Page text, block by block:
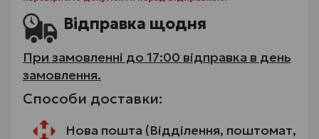
Відправка щодня
При замовленні до 17:00 відправка в день
замовлення.
Способи доставки:
Нова пошта (Відділення, поштомат,